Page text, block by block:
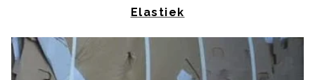
Elastiek